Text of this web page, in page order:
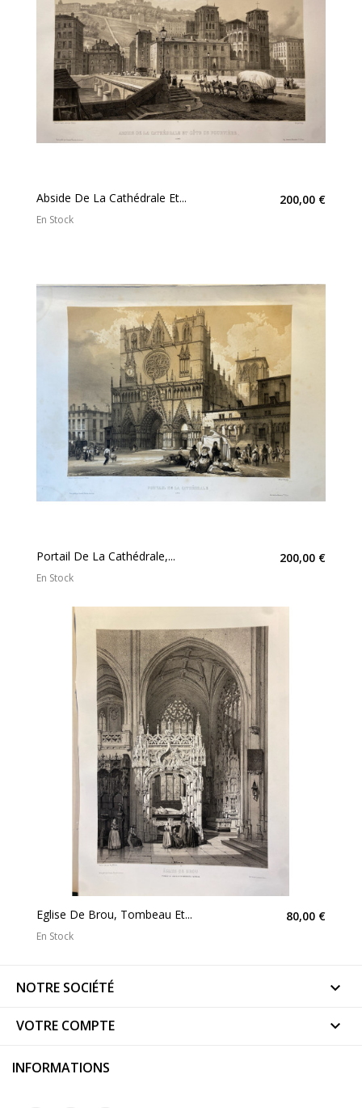
Abside De La Cathédrale Et... 200,00 €
En Stock
Portail De La Cathédrale,... 200,00 €
En Stock
Eglise De Brou, Tombeau Et... 80,00 €
En Stock
NOTRE SOCIÉTÉ 
VOTRE COMPTE 
INFORMATIONS